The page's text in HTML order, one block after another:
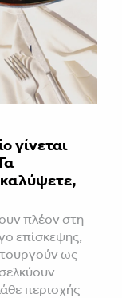
γίνεται
πλέον στη
επίσκεψης,
ως
περιοχής